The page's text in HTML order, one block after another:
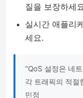
질을 보장하세
실시간 애플리
세요.
“QoS 설정은 네
각 트래픽의 적절
민정